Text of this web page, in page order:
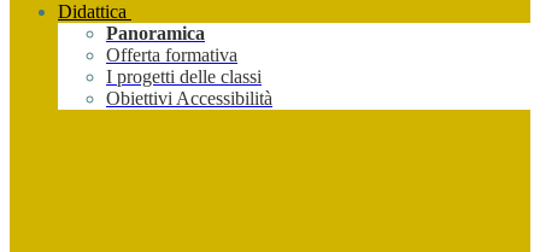
Didattica
Panoramica
Offerta formativa
I progetti delle classi
Obiettivi Accessibilità